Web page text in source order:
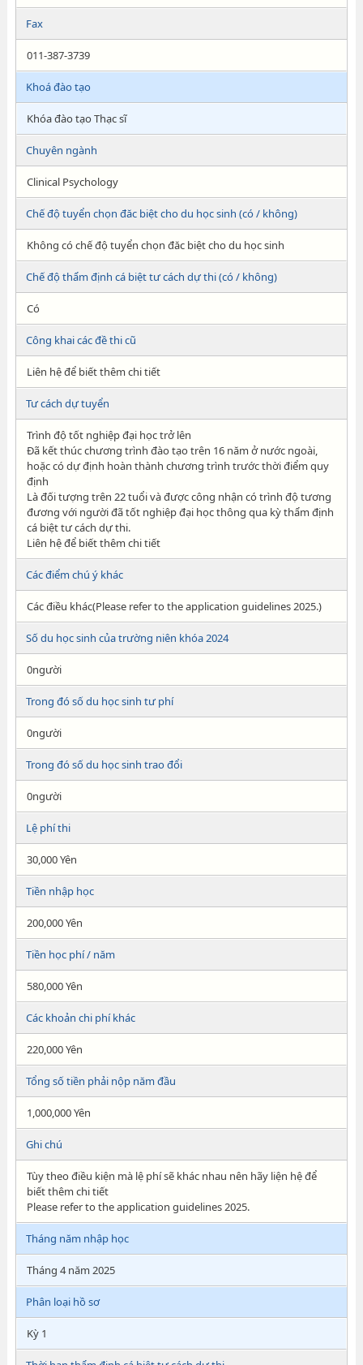
Fax
011-387-3739
Khoá đào tạo
Khóa đào tạo Thạc sĩ
Chuyên ngành
Clinical Psychology
Chế độ tuyển chọn đăc biệt cho du học sinh (có / không)
Không có chế độ tuyển chọn đăc biệt cho du học sinh
Chế độ thẩm định cá biệt tư cách dự thi (có / không)
Có
Công khai các đề thi cũ
Liên hệ để biết thêm chi tiết
Tư cách dự tuyển
Trình độ tốt nghiệp đại học trở lên
Đã kết thúc chương trình đào tạo trên 16 năm ở nước ngoài,
hoặc có dự định hoàn thành chương trình trước thời điểm quy
định
Là đối tượng trên 22 tuổi và được công nhận có trình độ tương
đương với người đã tốt nghiệp đại học thông qua kỳ thẩm định
cá biệt tư cách dự thi.
Liên hệ để biết thêm chi tiết
Các điểm chú ý khác
Các điều khác(Please refer to the application guidelines 2025.)
Số du học sinh của trường niên khóa 2024
0người
Trong đó số du học sinh tư phí
0người
Trong đó số du học sinh trao đổi
0người
Lệ phí thi
30,000 Yên
Tiền nhập học
200,000 Yên
Tiền học phí / năm
580,000 Yên
Các khoản chi phí khác
220,000 Yên
Tổng số tiền phải nộp năm đầu
1,000,000 Yên
Ghi chú
Tùy theo điều kiện mà lệ phí sẽ khác nhau nên hãy liện hệ để
biết thêm chi tiết
Please refer to the application guidelines 2025.
Tháng năm nhập học
Tháng 4 năm 2025
Phân loại hồ sơ
Kỳ 1